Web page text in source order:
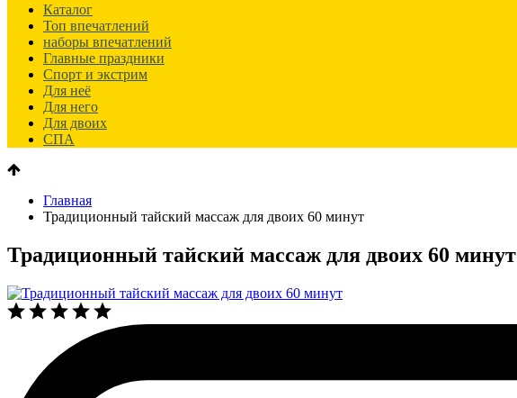
Каталог
Топ впечатлений
наборы впечатлений
Главные праздники
Спорт и экстрим
Для неё
Для него
Для двоих
СПА
Главная
Традиционный тайский массаж для двоих 60 минут
Традиционный тайский массаж для двоих 60 минут